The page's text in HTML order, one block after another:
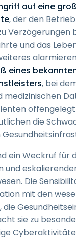
auf eine
, der den
Verzögerungen
und das
eines
, bei
medizinischen
die
ein Weckruf für
und
Die
mit den
die
sie zu